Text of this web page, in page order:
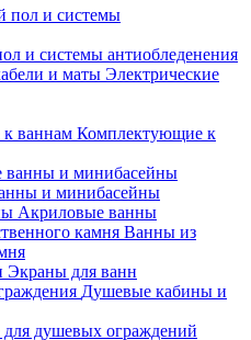
и системы антиобледенения
Электрические
Комплектующие к
и минибасейны
Акриловые ванны
Ванны из
Экраны для ванн
Душевые кабины и